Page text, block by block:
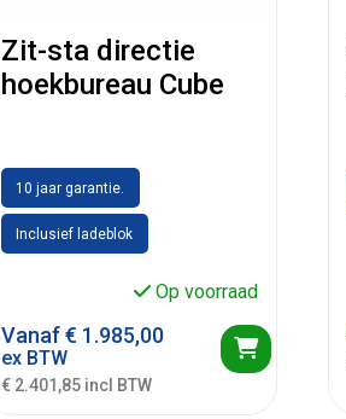
Zit-sta directie
hoekbureau Cube
10 jaar garantie.
Inclusief ladeblok
Op voorraad
Vanaf€ 1.985,00
ex BTW
€ 2.401,85 incl BTW